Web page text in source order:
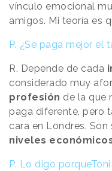
vínculo emocional
amigos. Mi teoría es
P. ¿Se paga mejor el
R. Depende de cada
considerado muy
profesión de la que
paga diferente, pero
cara en Londres.
niveles
P. Lo digo